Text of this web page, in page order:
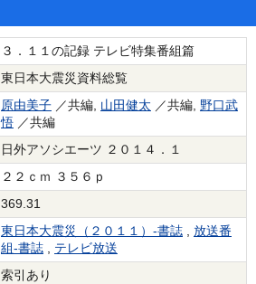
３．１１の記録 テレビ特集番組篇
東日本大震災資料総覧
原由美子 ／共編, 山田健太 ／共編, 野口武
悟 ／共編
日外アソシエーツ ２０１４．１
２２ｃｍ ３５６ｐ
369.31
東日本大震災（２０１１）‐書誌 , 放送番
組‐書誌 , テレビ放送
索引あり